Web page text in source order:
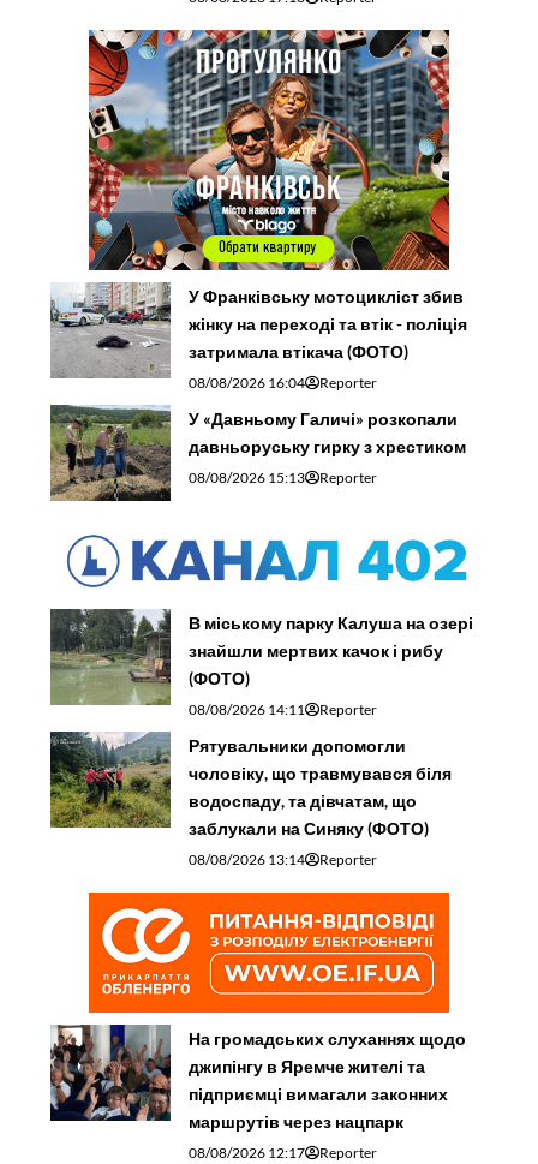
У Франківську мотоцикліст збив
жінку на переході та втік - поліція
затримала втікача (ФОТО)
08/08/2026 16:04 Reporter
У «Давньому Галичі» розкопали
давньоруську гирку з хрестиком
08/08/2026 15:13 Reporter
В міському парку Калуша на озері
знайшли мертвих качок і рибу
(ФОТО)
08/08/2026 14:11 Reporter
Рятувальники допомогли
чоловіку, що травмувався біля
водоспаду, та дівчатам, що
заблукали на Синяку (ФОТО)
08/08/2026 13:14 Reporter
На громадських слуханнях щодо
джипінгу в Яремче житeлі та
підприємці вимагали законних
маршрутів через нацпарк
08/08/2026 12:17 Reporter